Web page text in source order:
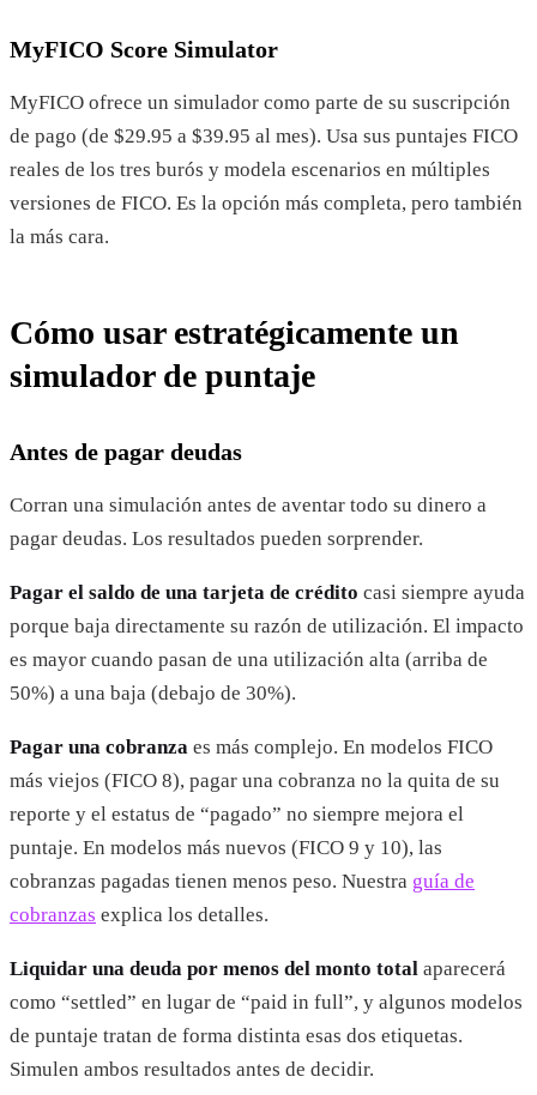
MyFICO Score Simulator
MyFICO ofrece un simulador como parte de su suscripción
de pago (de $29.95 a $39.95 al mes). Usa sus puntajes FICO
reales de los tres burós y modela escenarios en múltiples
versiones de FICO. Es la opción más completa, pero también
la más cara.
Cómo usar estratégicamente un
simulador de puntaje
Antes de pagar deudas
Corran una simulación antes de aventar todo su dinero a
pagar deudas. Los resultados pueden sorprender.
Pagar el saldo de una tarjeta de crédito casi siempre ayuda
porque baja directamente su razón de utilización. El impacto
es mayor cuando pasan de una utilización alta (arriba de
50%) a una baja (debajo de 30%).
Pagar una cobranza es más complejo. En modelos FICO
más viejos (FICO 8), pagar una cobranza no la quita de su
reporte y el estatus de “pagado” no siempre mejora el
puntaje. En modelos más nuevos (FICO 9 y 10), las
cobranzas pagadas tienen menos peso. Nuestra guía de
cobranzas explica los detalles.
Liquidar una deuda por menos del monto total aparecerá
como “settled” en lugar de “paid in full”, y algunos modelos
de puntaje tratan de forma distinta esas dos etiquetas.
Simulen ambos resultados antes de decidir.